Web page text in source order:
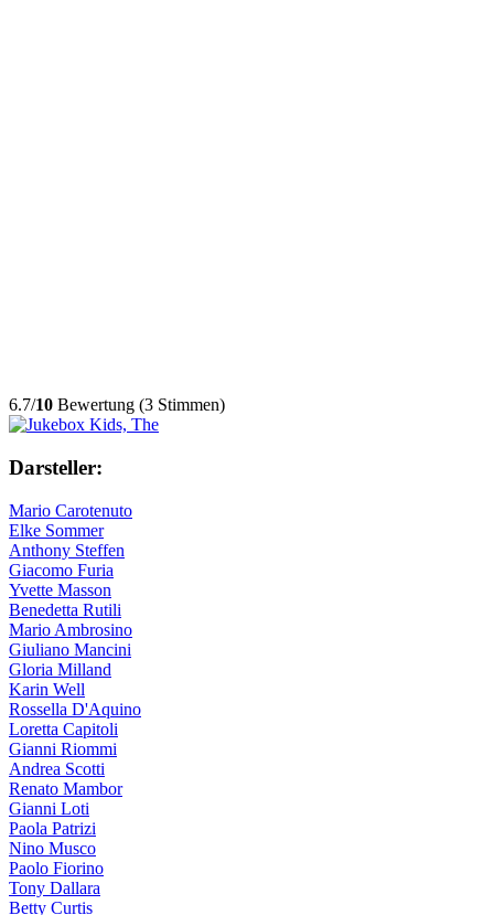
6.7/10 Bewertung (3 Stimmen)
Darsteller:
Mario Carotenuto
Elke Sommer
Anthony Steffen
Giacomo Furia
Yvette Masson
Benedetta Rutili
Mario Ambrosino
Giuliano Mancini
Gloria Milland
Karin Well
Rossella D'Aquino
Loretta Capitoli
Gianni Riommi
Andrea Scotti
Renato Mambor
Gianni Loti
Paola Patrizi
Nino Musco
Paolo Fiorino
Tony Dallara
Betty Curtis